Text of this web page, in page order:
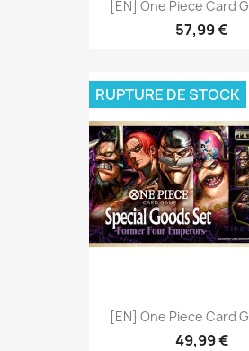
[EN] One Piece Card
57,99 €
[EN] One Piece Card
49,99 €
RUPTURE DE STOCK